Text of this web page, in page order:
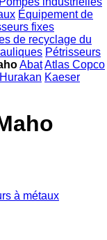
Équipement de
fixes
de recyclage du
Pétrisseurs
AbatAtlas Copco
Hurakan Kaeser
à métaux